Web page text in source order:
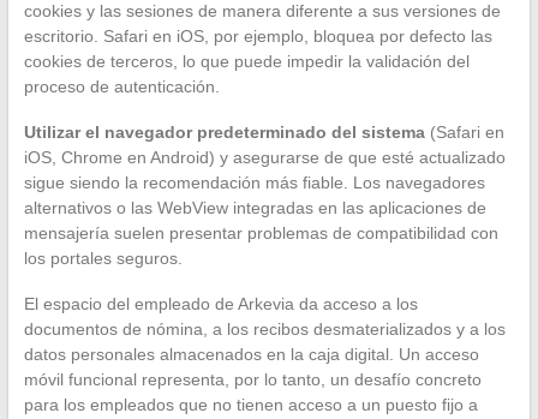
cookies y las sesiones de manera diferente a sus versiones de
escritorio. Safari en iOS, por ejemplo, bloquea por defecto las
cookies de terceros, lo que puede impedir la validación del
proceso de autenticación.
Utilizar el navegador predeterminado del sistema(Safari en
iOS, Chrome en Android) y asegurarse de que esté actualizado
sigue siendo la recomendación más fiable. Los navegadores
alternativos o las WebView integradas en las aplicaciones de
mensajería suelen presentar problemas de compatibilidad con
los portales seguros.
El espacio del empleado de Arkevia da acceso a los
documentos de nómina, a los recibos desmaterializados y a los
datos personales almacenados en la caja digital. Un acceso
móvil funcional representa, por lo tanto, un desafío concreto
para los empleados que no tienen acceso a un puesto fijo a